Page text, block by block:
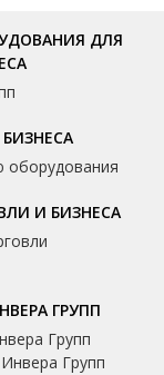
ДЛЯ
оборудования
И БИЗНЕСА
ГРУПП
Групп
Групп